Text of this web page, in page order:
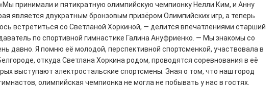
— одно на всех
0
героизма» — новый масштабный проект,
принимали и пятикратную олимпийскую чемпионку Нелли Ким, и Анну
является двукратным бронзовым призёром Олимпийских игр, а теперь
встретиться со Светланой Хоркиной, — делится впечатлениями старший
по спортивной гимнастике Галина Ануфриенко. — Мы знакомы со
давно. Я помню её молодой, перспективной спортсменкой, участвовала в
откуда Светлана Хоркина родом, проводятся соревнования в её
выступают электростальские спортсмены. Зная о том, что наш город
олимпийская чемпионка не могла не побывать у нас в гостях.